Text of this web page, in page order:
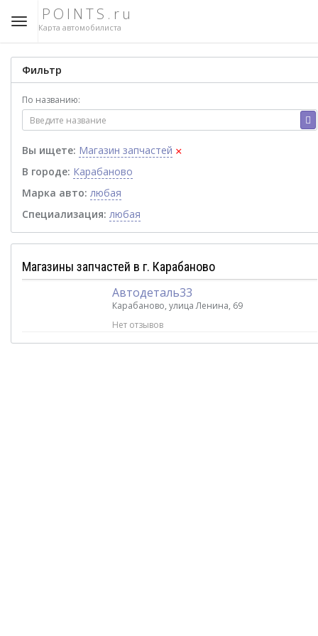
POINTS.ru
Карта автомобилиста
Фильтр
По названию:
Вы ищете: Магазин запчастей ×
В городе: Карабаново
Марка авто: любая
Специализация: любая
Магазины запчастей в г. Карабаново
Автодеталь33
Карабаново, улица Ленина, 69
Нет отзывов